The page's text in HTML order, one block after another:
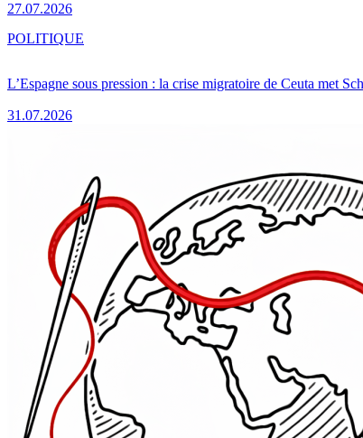
27.07.2026
L’Espagne sous pression : la crise migratoire de Ceuta met
31.07.2026
POLITIQUE